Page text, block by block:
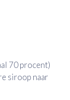
70 procent)
siroop naar